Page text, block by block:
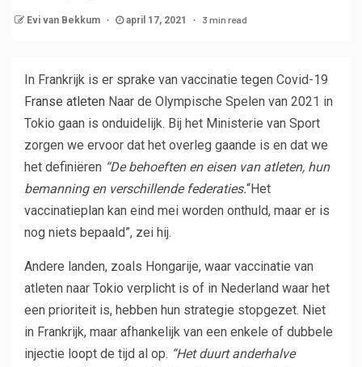
Evi van Bekkum april 17, 2021 3 min read
In Frankrijk is er sprake van vaccinatie tegen Covid-19
Franse atleten Naar de Olympische Spelen van 2021 in
Tokio gaan is onduidelijk. Bij het Ministerie van Sport
zorgen we ervoor dat het overleg gaande is en dat we
het definiëren “De behoeften en eisen van atleten, hun
bemanning en verschillende federaties.“Het
vaccinatieplan kan eind mei worden onthuld, maar er is
nog niets bepaald”, zei hij.
Andere landen, zoals Hongarije, waar vaccinatie van
atleten naar Tokio verplicht is of in Nederland waar het
een prioriteit is, hebben hun strategie stopgezet. Niet
in Frankrijk, maar afhankelijk van een enkele of dubbele
injectie loopt de tijd al op. “Het duurt anderhalve